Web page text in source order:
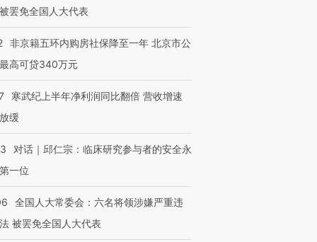
育部长拱下台
四届链博
技“链”接产
【特别呈现】寻找100种
【商旅对话】华住集团
CFO：不靠规模取胜，华
罢免全国人大代表
非京籍五环内购房社保降至一年 北京市公
高可贷340万元
寒武纪上半年净利润同比翻倍 营收增速
缓
对话｜邱仁宗：临床研究参与者的安全永
一位
全国人大常委会：六名将领涉嫌严重违
被罢免全国人大代表